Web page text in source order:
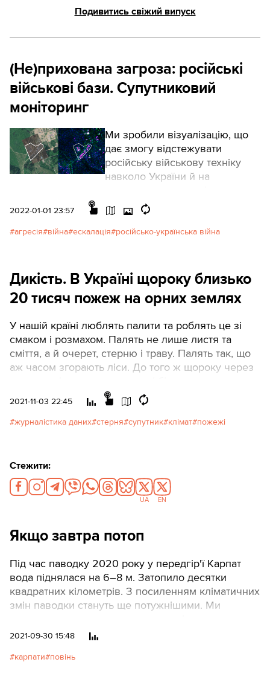
Подивитись свіжий випуск
(Не)прихована загроза: російські
військові бази. Супутниковий
моніторинг
Ми зробили візуалізацію, що
дає змогу відстежувати
російську військову техніку
навколо України й на
2022-01-01 23:57
агресія війна ескалація російсько-українська війна
Дикість. В Україні щороку близько
20 тисяч пожеж на орних землях
У нашій країні люблять палити та роблять це зі
смаком і розмахом. Палять не лише листя та
сміття, а й очерет, стерню і траву. Палять так, що
аж часом згорають ліси. До того ж щороку через
пожеж. У підсумку маємо найбільше осередків
вогню серед усіх сусідніх країн. Які на вигляд ці
пожежі – дивіться нашу інтерактивну
2021-11-03 22:45
журналістика даних стерня супутник клімат пожежі
Стежити:
UA EN
Якщо завтра потоп
Під час паводку 2020 року у передгір'ї Карпат
вода піднялася на 6–8 м. Затопило десятки
квадратних кілометрів. З посиленням кліматичних
змін паводки стануть ще потужнішими. Ми
громадам визначити, де саме підніметься вода, і
скористатися моделлю, виберіть точку на карті
2021-09-30 15:48
карпати повінь